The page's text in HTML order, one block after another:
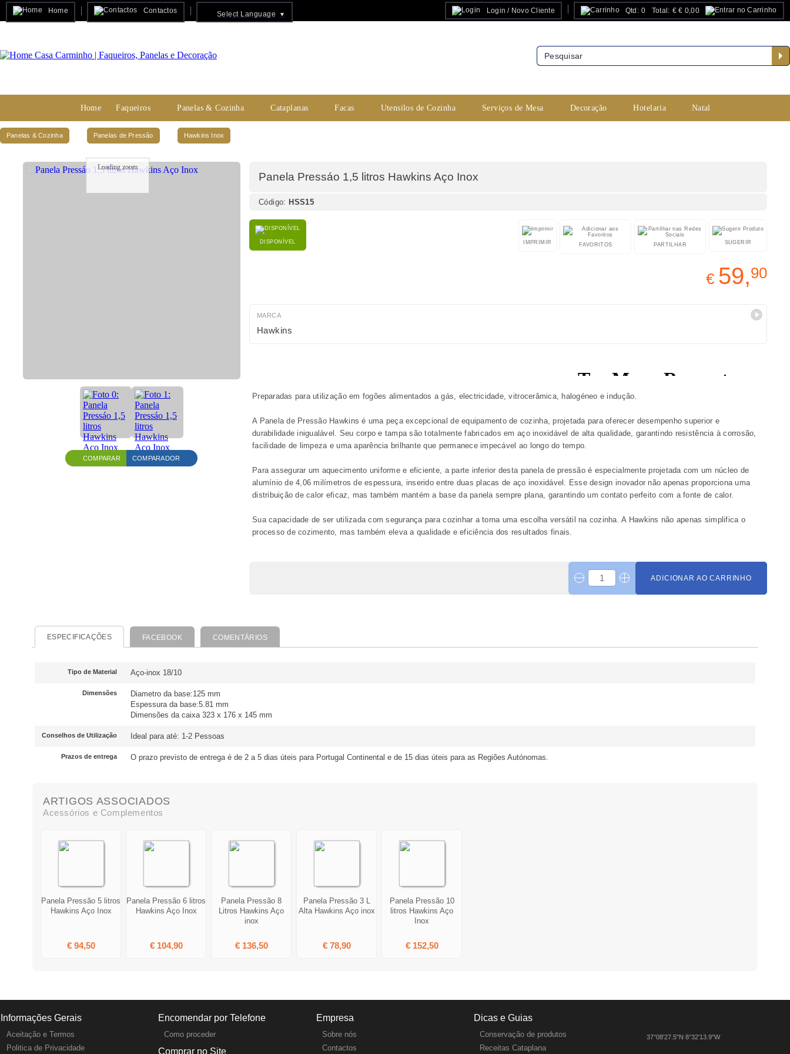
Home Contactos Select Language ▼ Login / Novo Cliente Qtd: 0 Total: €€ 0,00
Home Faqueiros Panelas & Cozinha Cataplanas Facas Utensilos de Cozinha Serviços de Mesa Decoração Hotelaria Natal
Panelas & Cozinha Panelas de Pressão Hawkins Inox
Loading zoom
COMPARAR COMPARADOR
Panela Pressáo 1,5 litros Hawkins Aço Inox
Código: HSS15
DISPONÍVEL SUGERIR
PARTILHAR
FAVORITOS
IMPRIMIR
€ 59,90
MARCA
Hawkins
Preparadas para utilização em fogões alimentados a gás, electricidade, vitrocerâmica, halogéneo e indução.
A Panela de Pressão Hawkins é uma peça excepcional de equipamento de cozinha, projetada para oferecer desempenho superior e
durabilidade inigualável. Seu corpo e tampa são totalmente fabricados em aço inoxidável de alta qualidade, garantindo resistência à corrosão,
facilidade de limpeza e uma aparência brilhante que permanece impecável ao longo do tempo.
Para assegurar um aquecimento uniforme e eficiente, a parte inferior desta panela de pressão é especialmente projetada com um núcleo de
alumínio de 4,06 milímetros de espessura, inserido entre duas placas de aço inoxidável. Esse design inovador não apenas proporciona uma
distribuição de calor eficaz, mas também mantém a base da panela sempre plana, garantindo um contato perfeito com a fonte de calor.
Sua capacidade de ser utilizada com segurança para cozinhar a torna uma escolha versátil na cozinha. A Hawkins não apenas simplifica o
processo de cozimento, mas também eleva a qualidade e eficiência dos resultados finais.
ADICIONAR AO CARRINHO
ESPECIFICAÇÕES FACEBOOK COMENTÁRIOS
Tipo de Material Aço-inox 18/10
Dimensões
Diametro da base:125 mm
Espessura da base:5.81 mm
Dimensões da caixa 323 x 176 x 145 mm
Conselhos de Utilização Ideal para até: 1-2 Pessoas
Prazos de entrega O prazo previsto de entrega é de 2 a 5 dias úteis para Portugal Continental e de 15 dias úteis para as Regiões Autónomas.
ARTIGOS ASSOCIADOS
Acessórios e Complementos
Panela Pressão 5 litros
Hawkins Aço Inox
€ 94,50
Panela Pressão 6 litros
Hawkins Aço Inox
€ 104,90
Panela Pressão 8
Litros Hawkins Aço
inox
€ 136,50
Panela Pressão 3 L
Alta Hawkins Aço inox
€ 78,90
Panela Pressão 10
litros Hawkins Aço
Inox
€ 152,50
Informações Gerais
Aceitação e Termos
Politica de Privacidade
Encomendar por Telefone
Como proceder
Comprar no Site
Empresa
Sobre nós
Contactos
Dicas e Guias
Conservação de produtos
Receitas Cataplana
37°08'27.5"N 8°32'13.9"W